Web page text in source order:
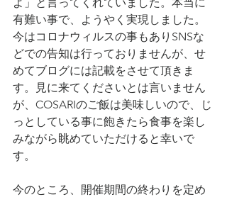
有難い事で、ようやく実現しました。
今はコロナウィルスの事もありSNSな
どでの告知は行っておりませんが、せ
めてブログには記載をさせて頂きま
す。見に来てくださいとは言いません
が、COSARIのご飯は美味しいので、じ
っとしている事に飽きたら食事を楽し
みながら眺めていただけると幸いで
す。
今のところ、開催期間の終わりを定め